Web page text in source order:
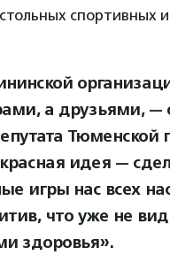
спортивных
а друзьями, —
Тюменской
идея —
игры нас всех
что уже не
здоровья».